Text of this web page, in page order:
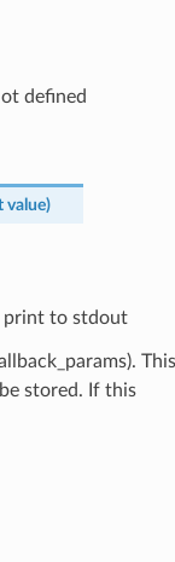
defined
value)
print to stdout
This
stored. If this